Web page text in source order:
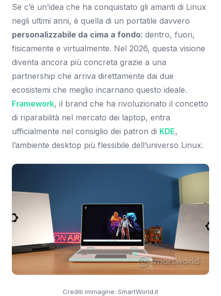
Se c’è un’idea che ha conquistato gli amanti di Linux
negli ultimi anni, è quella di un portatile davvero
personalizzabile da cima a fondo: dentro, fuori,
fisicamente e virtualmente. Nel 2026, questa visione
diventa ancora più concreta grazie a una
partnership che arriva direttamente dai due
ecosistemi che meglio incarnano questo ideale.
Framework, il brand che ha rivoluzionato il concetto
di riparabilità nel mercato dei laptop, entra
ufficialmente nel consiglio dei patron di KDE,
l’ambiente desktop più flessibile dell’universo Linux.
Crediti immagine: SmartWorld.it